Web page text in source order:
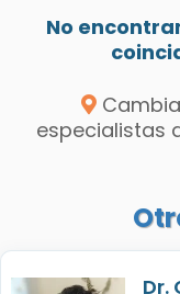
No
especialistas
Dr.